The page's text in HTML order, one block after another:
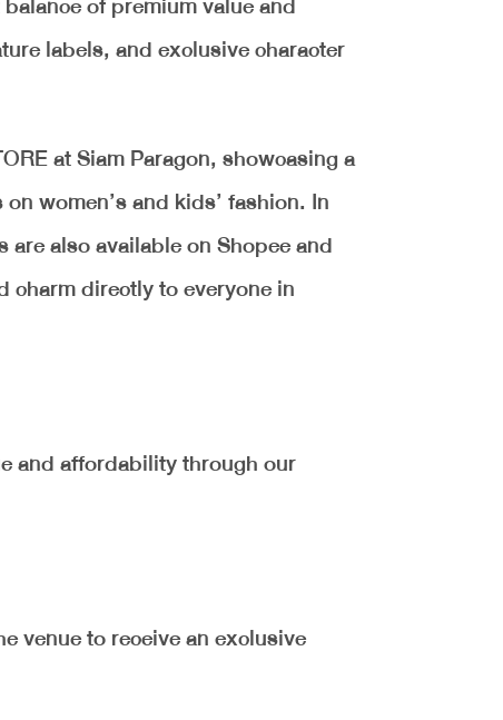
labels, and exclusive character
at Siam Paragon, showcasing a
women’s and kids’ fashion. In
also available on Shopee and
charm directly to everyone in
and affordability through our
venue to receive an exclusive